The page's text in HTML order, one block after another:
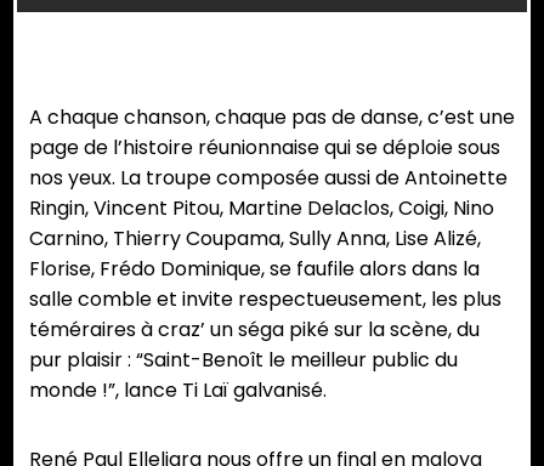
A chaque chanson, chaque pas de danse, c’est une
page de l’histoire réunionnaise qui se déploie sous
nos yeux. La troupe composée aussi de Antoinette
Ringin, Vincent Pitou, Martine Delaclos, Coigi, Nino
Carnino, Thierry Coupama, Sully Anna, Lise Alizé,
Florise, Frédo Dominique, se faufile alors dans la
salle comble et invite respectueusement, les plus
téméraires à craz’ un séga piké sur la scène, du
pur plaisir : “Saint-Benoît le meilleur public du
monde !”, lance Ti Laï galvanisé.
René Paul Elleliara nous offre un final en maloya